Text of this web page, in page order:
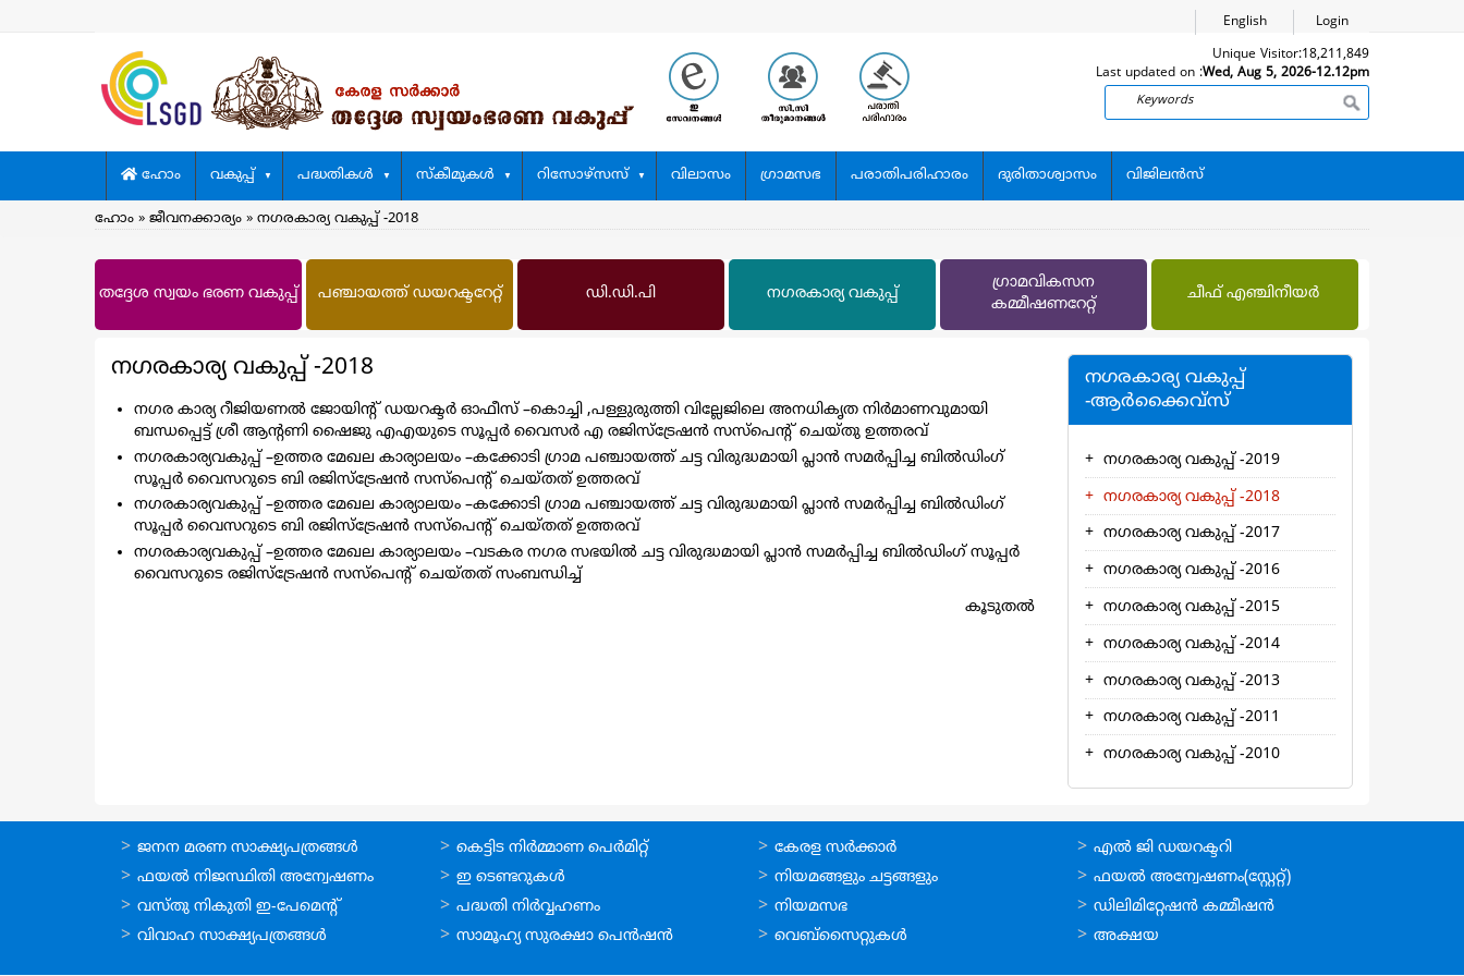
Login
English
Unique Visitor:18,211,849
Last updated on :Wed, Aug 5, 2026-12.12pm
Search
Main
navigation
ഹോം വകുപ്പ് പദ്ധതികള്‍ സ്കീമുകള്‍ റിസോഴ്സസ് വിലാസം ഗ്രാമസഭ പരാതിപരിഹാരം ദുരിതാശ്വാസം വിജിലന്‍സ്
Breadcrumb
ഹോം ജീവനക്കാര്യം നഗരകാര്യ വകുപ്പ് -2018
തദ്ദേശ സ്വയം ഭരണ വകുപ്പ് പഞ്ചായത്ത് ഡയറക്ടറേറ്റ് ഡി.ഡി.പി നഗരകാര്യ വകുപ്പ്‌
ഗ്രാമവികസന
കമ്മീഷണറേറ്റ്
ചീഫ് എഞ്ചിനീയര്‍
നഗരകാര്യ വകുപ്പ് -2018
നഗര കാര്യ റീജിയണല്‍ ജോയിന്റ് ഡയറക്ടര്‍ ഓഫീസ് –കൊച്ചി ,പള്ളുരുത്തി വില്ലേജിലെ അനധികൃത നിര്‍മാണവുമായി
ബന്ധപ്പെട്ട് ശ്രീ ആന്റണി ഷൈജു എഎയുടെ സൂപ്പര്‍ വൈസര്‍ എ രജിസ്ട്രേഷന്‍ സസ്പെന്റ് ചെയ്തു ഉത്തരവ്
നഗരകാര്യവകുപ്പ് –ഉത്തര മേഖല കാര്യാലയം –കക്കോടി ഗ്രാമ പഞ്ചായത്ത്‌ ചട്ട വിരുദ്ധമായി പ്ലാന്‍ സമര്‍പ്പിച്ച ബില്‍ഡിംഗ്‌
സൂപ്പര്‍ വൈസറുടെ ബി രജിസ്ട്രേഷന്‍ സസ്പെന്റ് ചെയ്തത് ഉത്തരവ്
നഗരകാര്യവകുപ്പ് –ഉത്തര മേഖല കാര്യാലയം –കക്കോടി ഗ്രാമ പഞ്ചായത്ത്‌ ചട്ട വിരുദ്ധമായി പ്ലാന്‍ സമര്‍പ്പിച്ച ബില്‍ഡിംഗ്‌
സൂപ്പര്‍ വൈസറുടെ ബി രജിസ്ട്രേഷന്‍ സസ്പെന്റ് ചെയ്തത് ഉത്തരവ്
നഗരകാര്യവകുപ്പ് –ഉത്തര മേഖല കാര്യാലയം –വടകര നഗര സഭയില്‍ ചട്ട വിരുദ്ധമായി പ്ലാന്‍ സമര്‍പ്പിച്ച ബില്‍ഡിംഗ്‌ സൂപ്പര്‍
വൈസറുടെ രജിസ്ട്രേഷന്‍ സസ്പെന്റ് ചെയ്തത് സംബന്ധിച്ച്
കൂടുതല്‍
നഗരകാര്യ വകുപ്പ്
-ആര്‍ക്കൈവ്സ്
നഗരകാര്യ വകുപ്പ് -2019
നഗരകാര്യ വകുപ്പ് -2018
നഗരകാര്യ വകുപ്പ് -2017
നഗരകാര്യ വകുപ്പ് -2016
നഗരകാര്യ വകുപ്പ് -2015
നഗരകാര്യ വകുപ്പ് -2014
നഗരകാര്യ വകുപ്പ് -2013
നഗരകാര്യ വകുപ്പ് -2011
നഗരകാര്യ വകുപ്പ് -2010
ഓണ്‍ലൈന്‍
സേവനങ്ങള്‍
ജനന മരണ സാക്ഷ്യപത്രങ്ങള്‍
ഫയല്‍ നിജസ്ഥിതി അന്വേഷണം
വസ്തു നികുതി ഇ-പേമെന്റ്
വിവാഹ സാക്ഷ്യപത്രങ്ങള്‍
ഓണ്‍ലൈന്‍
സേവനങ്ങള്‍
കെട്ടിട നിര്‍മ്മാണ പെര്‍മിറ്റ്‌
ഇ ടെണ്ടറുകള്‍
പദ്ധതി നിര്‍വ്വഹണം
സാമൂഹ്യ സുരക്ഷാ പെന്‍ഷന്‍
ഉപയോഗപ്രദമായ
കണ്ണികള്‍
കേരള സര്‍ക്കാര്‍
നിയമങ്ങളും ചട്ടങ്ങളും
നിയമസഭ
വെബ്സൈറ്റുകള്‍
ഉപയോഗപ്രദമായ
കണ്ണികള്‍
എല്‍ ജി ഡയറക്ടറി
ഫയല്‍ അന്വേഷണം(സ്റ്റേറ്റ്)
ഡിലിമിറ്റേഷന്‍ കമ്മീഷന്‍
അക്ഷയ